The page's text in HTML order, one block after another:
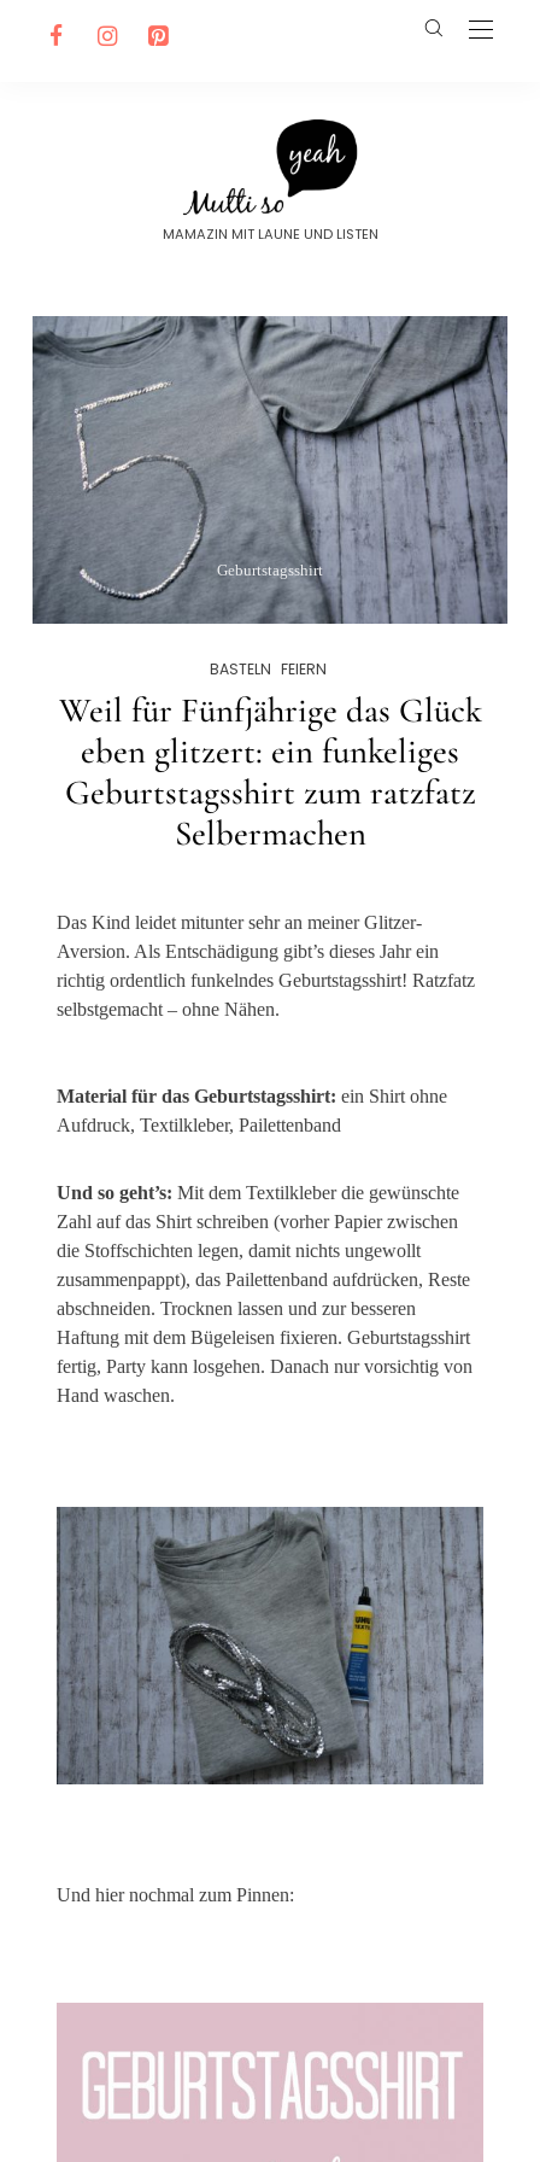
MAMAZIN MIT LAUNE UND LISTEN
Geburtstagsshirt
BASTELN FEIERN
Weil für Fünfjährige das Glück
eben glitzert: ein funkeliges
Geburtstagsshirt zum ratzfatz
Selbermachen
Das Kind leidet mitunter sehr an meiner Glitzer-
Aversion. Als Entschädigung gibt’s dieses Jahr ein
richtig ordentlich funkelndes Geburtstagsshirt! Ratzfatz
selbstgemacht – ohne Nähen.
Material für das Geburtstagsshirt: ein Shirt ohne
Aufdruck, Textilkleber, Pailettenband
Und so geht’s: Mit dem Textilkleber die gewünschte
Zahl auf das Shirt schreiben (vorher Papier zwischen
die Stoffschichten legen, damit nichts ungewollt
zusammenpappt), das Pailettenband aufdrücken, Reste
abschneiden. Trocknen lassen und zur besseren
Haftung mit dem Bügeleisen fixieren. Geburtstagsshirt
fertig, Party kann losgehen. Danach nur vorsichtig von
Hand waschen.
Und hier nochmal zum Pinnen: